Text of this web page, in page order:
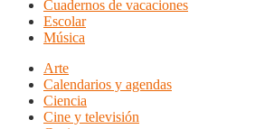
Cuadernos de vacaciones
Escolar
Música
Arte
Calendarios y agendas
Ciencia
Cine y televisión